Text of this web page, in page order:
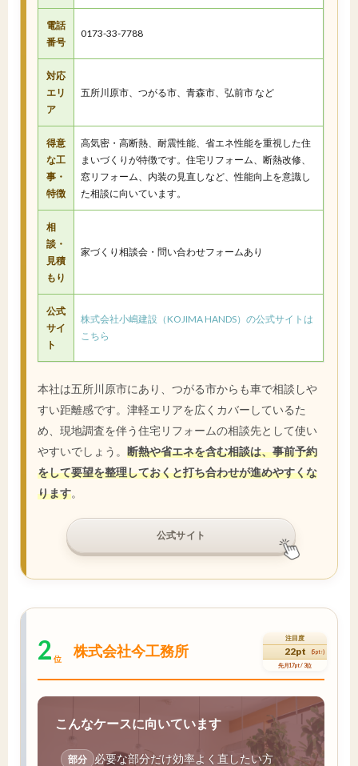
電話
番号
0173-33-7788
対応
エリ
ア
五所川原市、つがる市、青森市、弘前市 など
得意
な工
事・
特徴
高気密・高断熱、耐震性能、省エネ性能を重視した住
まいづくりが特徴です。住宅リフォーム、断熱改修、
窓リフォーム、内装の見直しなど、性能向上を意識し
た相談に向いています。
相
談・
見積
もり
家づくり相談会・問い合わせフォームあり
公式
サイ
ト
株式会社小嶋建設（KOJIMA HANDS）の公式サイトは
こちら
本社は五所川原市にあり、つがる市からも車で相談しや
すい距離感です。津軽エリアを広くカバーしているた
め、現地調査を伴う住宅リフォームの相談先として使い
やすいでしょう。 断熱や省エネを含む相談は、事前予約
をして要望を整理しておくと打ち合わせが進めやすくな
ります。
公式サイト
2 位 株式会社今工務所
注目度
22pt (5pt↑)
先月17pt / 3位
こんなケースに向いています
部分 必要な部分だけ効率よく直したい方